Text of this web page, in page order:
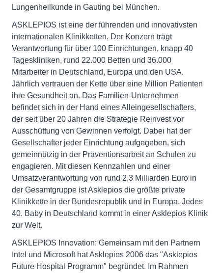
Lungenheilkunde in Gauting bei München.
ASKLEPIOS ist eine der führenden und innovativsten
internationalen Klinikketten. Der Konzern trägt
Verantwortung für über 100 Einrichtungen, knapp 40
Tageskliniken, rund 22.000 Betten und 36.000
Mitarbeiter in Deutschland, Europa und den USA.
Jährlich vertrauen der Kette über eine Million Patienten
ihre Gesundheit an. Das Familien-Unternehmen
befindet sich in der Hand eines Alleingesellschafters,
der seit über 20 Jahren die Strategie Reinvest vor
Ausschüttung von Gewinnen verfolgt. Dabei hat der
Gesellschafter jeder Einrichtung aufgegeben, sich
gemeinnützig in der Präventionsarbeit an Schulen zu
engagieren. Mit diesen Kennzahlen und einer
Umsatzverantwortung von rund 2,3 Milliarden Euro in
der Gesamtgruppe ist Asklepios die größte private
Klinikkette in der Bundesrepublik und in Europa. Jedes
40. Baby in Deutschland kommt in einer Asklepios Klinik
zur Welt.
ASKLEPIOS Innovation: Gemeinsam mit den Partnern
Intel und Microsoft hat Asklepios 2006 das "Asklepios
Future Hospital Programm" begründet. Im Rahmen